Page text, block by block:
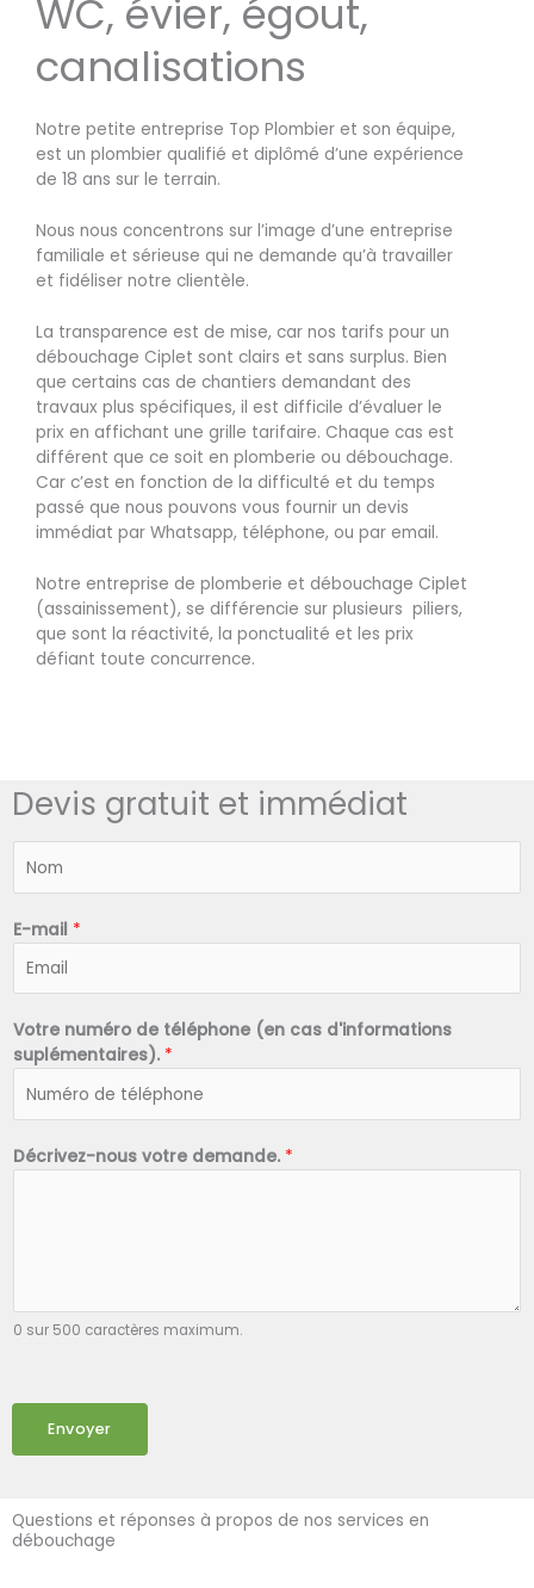
WC, évier, égout,
canalisations
Notre petite entreprise Top Plombier et son équipe,
est un plombier qualifié et diplômé d’une expérience
de 18 ans sur le terrain.
Nous nous concentrons sur l’image d’une entreprise
familiale et sérieuse qui ne demande qu’à travailler
et fidéliser notre clientèle.
La transparence est de mise, car nos tarifs pour un
débouchage Ciplet sont clairs et sans surplus. Bien
que certains cas de chantiers demandant des
travaux plus spécifiques, il est difficile d’évaluer le
prix en affichant une grille tarifaire. Chaque cas est
différent que ce soit en plomberie ou débouchage.
Car c’est en fonction de la difficulté et du temps
passé que nous pouvons vous fournir un devis
immédiat par Whatsapp, téléphone, ou par email.
Notre entreprise de plomberie et débouchage Ciplet
(assainissement), se différencie sur plusieurs piliers,
que sont la réactivité, la ponctualité et les prix
défiant toute concurrence.
Devis gratuit et immédiat
*
E-mail *
Votre numéro de téléphone (en cas d'informations
suplémentaires). *
Décrivez-nous votre demande. *
0 sur 500 caractères maximum.
Envoyer
Questions et réponses à propos de nos services en
débouchage